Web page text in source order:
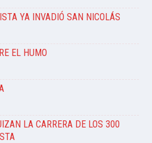
YA INVADIÓ SAN NICOLÁS
EL HUMO
LA CARRERA DE LOS 300